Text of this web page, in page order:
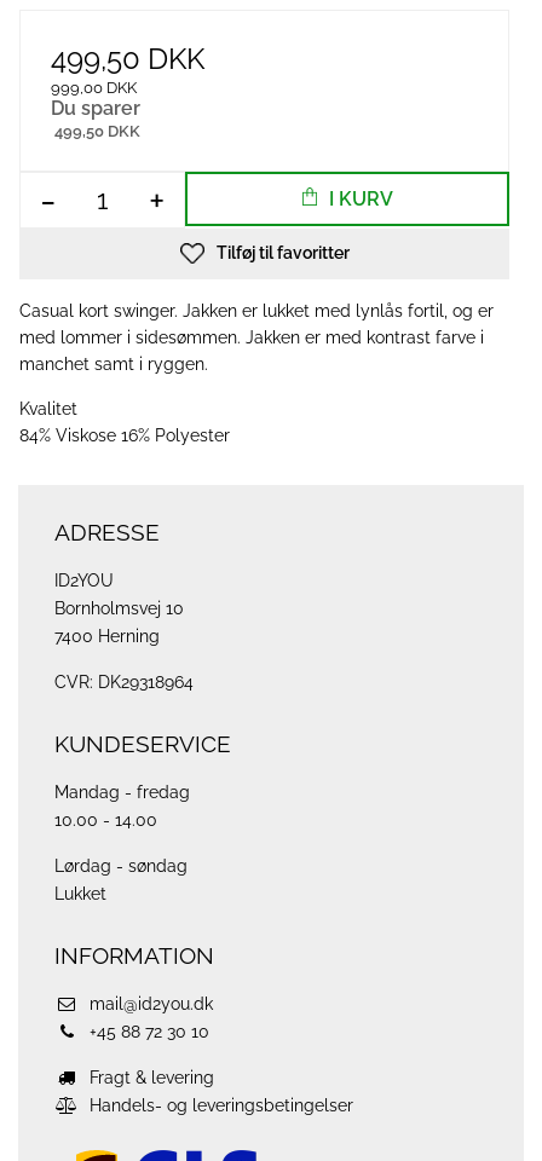
499,50 DKK
999,00 DKK
Du sparer
499,50 DKK
- + I KURV
Tilføj til favoritter
Casual kort swinger. Jakken er lukket med lynlås fortil, og er
med lommer i sidesømmen. Jakken er med kontrast farve i
manchet samt i ryggen.
Kvalitet
84% Viskose 16% Polyester
ADRESSE
ID2YOU
Bornholmsvej 10
7400 Herning
CVR: DK29318964
KUNDESERVICE
Mandag - fredag
10.00 - 14.00
Lørdag - søndag
Lukket
INFORMATION
mail@id2you.dk
+45 88 72 30 10
Fragt & levering
Handels- og leveringsbetingelser